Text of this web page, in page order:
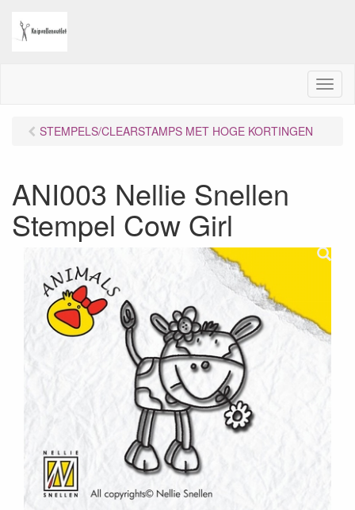
M
e
STEMPELS/CLEARSTAMPS MET HOGE KORTINGEN
ANI003 Nellie Snellen
Stempel Cow Girl